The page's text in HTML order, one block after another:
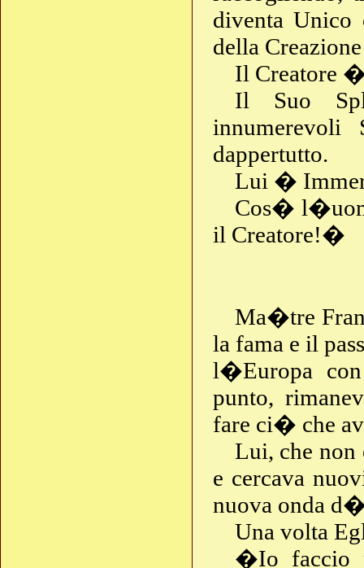
diventa
della
Il Creatore
Il Suo
dappertutto.
Lui �
Cos�
il Creatore!�
Ma�tre
la fama e il
l�Europa
punto,
fare ci� che
Lui, che non
e cercava
nuova onda
Una volta
�Io faccio